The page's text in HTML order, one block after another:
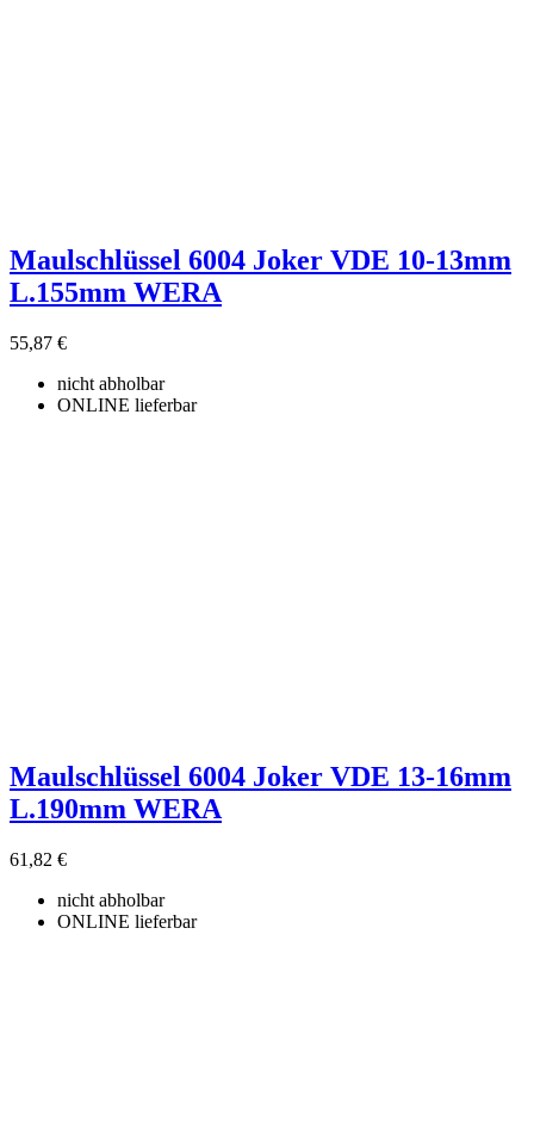
Maulschlüssel 6004 Joker VDE 10-13mm
L.155mm WERA
55,87 €
nicht abholbar
ONLINE lieferbar
Maulschlüssel 6004 Joker VDE 13-16mm
L.190mm WERA
61,82 €
nicht abholbar
ONLINE lieferbar